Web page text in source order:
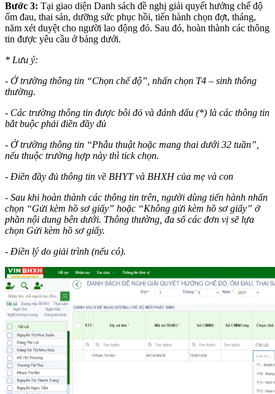
Bước 3: Tại giao diện Danh sách đề nghị giải quyết hưởng chế độ
ốm đau, thai sản, dưỡng sức phục hồi, tiến hành chọn đợt, tháng,
năm xét duyệt cho người lao động đó. Sau đó, hoàn thành các thông
tin được yêu cầu ở bảng dưới.
* Lưu ý:
- Ở trường thông tin “Chọn chế độ”, nhấn chọn T4 – sinh thông
thường.
- Các trường thông tin được bôi đỏ và đánh dấu (*) là các thông tin
bắt buộc phải điền đầy đủ
- Ở trường thông tin “Phẫu thuật hoặc mang thai dưới 32 tuần”,
nếu thuộc trường hợp này thì tick chọn.
- Điền đầy đủ thông tin về BHYT và BHXH của mẹ và con
- Sau khi hoàn thành các thông tin trên, người dùng tiến hành nhấn
chọn “Gửi kèm hồ sơ giấy” hoặc “Không gửi kèm hồ sơ giấy” ở
phần nội dung bên dưới. Thông thường, đa số các đơn vị sẽ lựa
chọn Gửi kèm hồ sơ giấy.
- Điền lý do giải trình (nếu có).